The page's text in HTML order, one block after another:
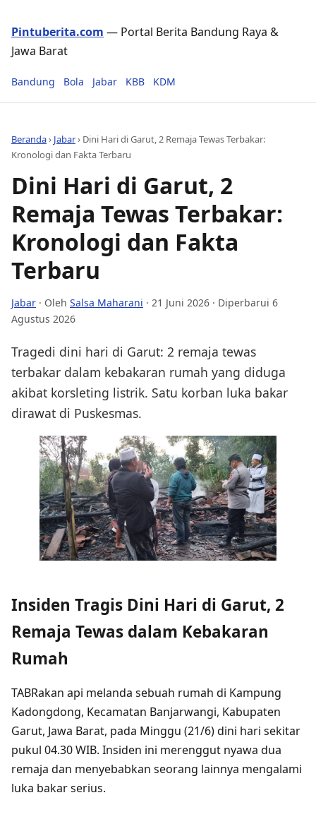
Pintuberita.com — Portal Berita Bandung Raya &
Jawa Barat
Bandung Bola Jabar KBB KDM
Beranda› Jabar› Dini Hari di Garut, 2 Remaja Tewas Terbakar:
Kronologi dan Fakta Terbaru
Dini Hari di Garut, 2
Remaja Tewas Terbakar:
Kronologi dan Fakta
Terbaru
Jabar · Oleh Salsa Maharani · 21 Juni 2026 · Diperbarui 6
Agustus 2026
Tragedi dini hari di Garut: 2 remaja tewas
terbakar dalam kebakaran rumah yang diduga
akibat korsleting listrik. Satu korban luka bakar
dirawat di Puskesmas.
Insiden Tragis Dini Hari di Garut, 2
Remaja Tewas dalam Kebakaran
Rumah
TABRakan api melanda sebuah rumah di Kampung
Kadongdong, Kecamatan Banjarwangi, Kabupaten
Garut, Jawa Barat, pada Minggu (21/6) dini hari sekitar
pukul 04.30 WIB. Insiden ini merenggut nyawa dua
remaja dan menyebabkan seorang lainnya mengalami
luka bakar serius.